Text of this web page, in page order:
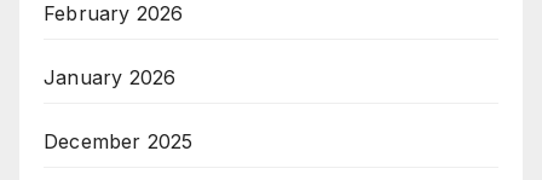
February 2026
January 2026
December 2025